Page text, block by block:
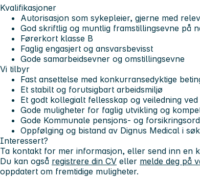
Kvalifikasjoner
Autorisasjon som sykepleier, gjerne med
God skriftlig og muntlig framstillingsevne på
Førerkort klasse B
Faglig engasjert og ansvarsbevisst
Gode samarbeidsevner og omstillingsevne
Vi tilbyr
Fast ansettelse med konkurransedyktige
Et stabilt og forutsigbart arbeidsmiljø
Et godt kollegialt fellesskap og veiledning
Gode muligheter for faglig utvikling og
Gode Kommunale pensjons- og
Oppfølging og bistand av Dignus Medical i
Interessert?
Ta kontakt for mer informasjon, eller send inn en
Du kan også registrere din CV eller melde deg på
oppdatert om fremtidige muligheter.